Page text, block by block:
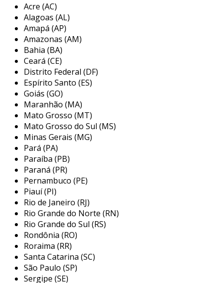
diversos fatores, tais como:
espessura da chapa
espessuras maiores geralmente custam
mais.
dimensões: o tamanho da chapa também
afeta o preço. dimensões personalizadas
podem resultar em custos adicionais.
tipo de galvanização
quente, por exemplo, pode ser mais cara
do que a galvanização eletrolítica devido
ao processo produtivo.
quantidade
volumes frequentemente resultam em
descontos.
localização geográfica
variar de acordo com a região do país e a
proximidade de fornecedores.
preços do aço
global de aço impactam diretamente o
valor das chapas galvanizadas.
Acre (AC)
Alagoas (AL)
Amapá (AP)
Amazonas (AM)
Bahia (BA)
Ceará (CE)
Distrito Federal (DF)
Espírito Santo (ES)
Goiás (GO)
Maranhão (MA)
Mato Grosso (MT)
Mato Grosso do Sul (MS)
Minas Gerais (MG)
Pará (PA)
Paraíba (PB)
Paraná (PR)
Pernambuco (PE)
Piauí (PI)
Rio de Janeiro (RJ)
Rio Grande do Norte (RN)
Rio Grande do Sul (RS)
Rondônia (RO)
Roraima (RR)
Santa Catarina (SC)
São Paulo (SP)
Sergipe (SE)